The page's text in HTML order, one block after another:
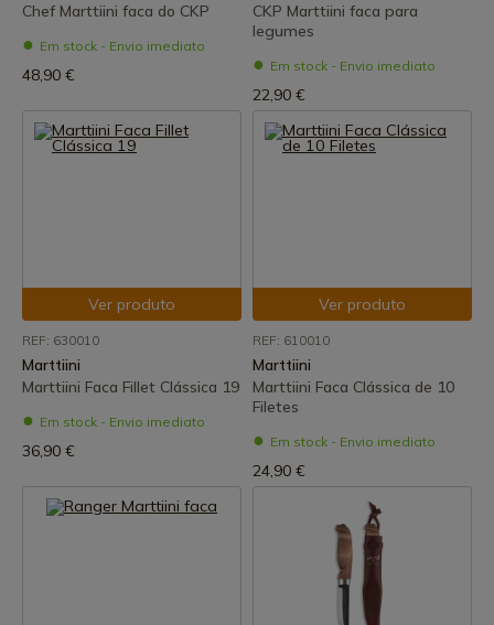
Chef Marttiini faca do CKP
Em stock - Envio imediato
48,90 €
CKP Marttiini faca para
legumes
Em stock - Envio imediato
22,90 €
Ver produto
REF: 630010
Marttiini
Marttiini Faca Fillet Clássica 19
Em stock - Envio imediato
36,90 €
Ver produto
REF: 610010
Marttiini
Marttiini Faca Clássica de 10
Filetes
Em stock - Envio imediato
24,90 €